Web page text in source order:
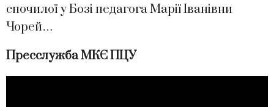
спочилої у Бозі педагога Марії Іванівни
Чорей…
Пресслужба МКЄ ПЦУ